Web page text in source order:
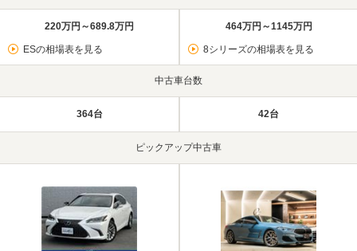
220万円～689.8万円
ESの相場表を見る
464万円～1145万円
8シリーズの相場表を見る
中古車台数
364台 42台
ピックアップ中古車